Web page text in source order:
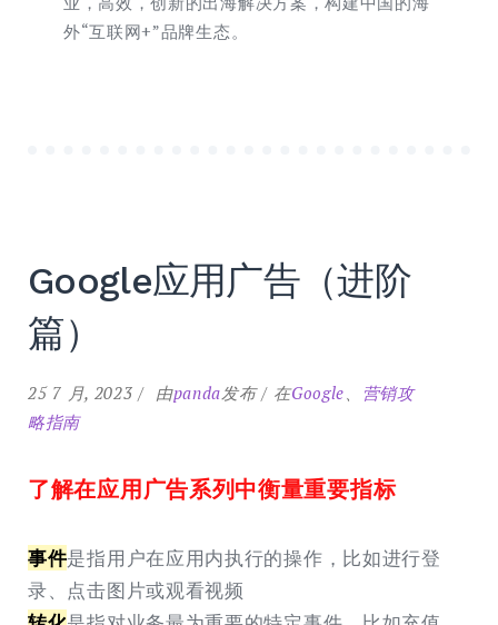
外“互联网+”品牌生态。
Google应用广告（进阶
篇）
25 7 月, 2023 由panda发布 在Google、
营销攻
略指南
了解在应用广告系列中衡量重要指标
事件是指用户在应用内执行的操作，比如进行登
录、点击图片或观看视频